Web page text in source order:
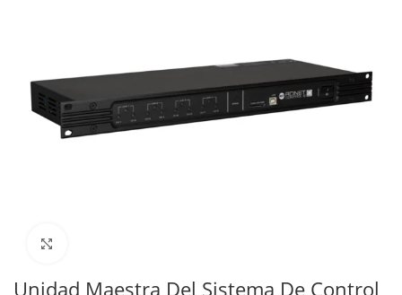
Unidad Maestra Del Sistema De Control